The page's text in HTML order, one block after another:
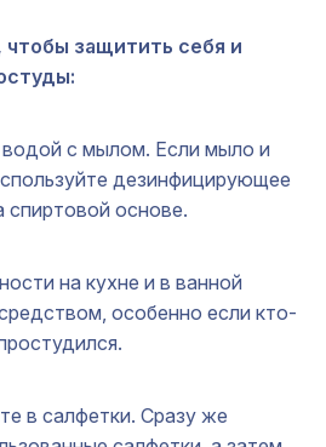
защитить себя и
водой с мылом. Если мыло и
дезинфицирующее
спиртовой основе.
на кухне и в ванной
особенно если кто-
в салфетки. Сразу же